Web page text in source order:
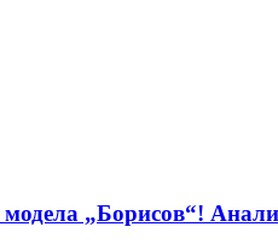
модела „Борисов“!